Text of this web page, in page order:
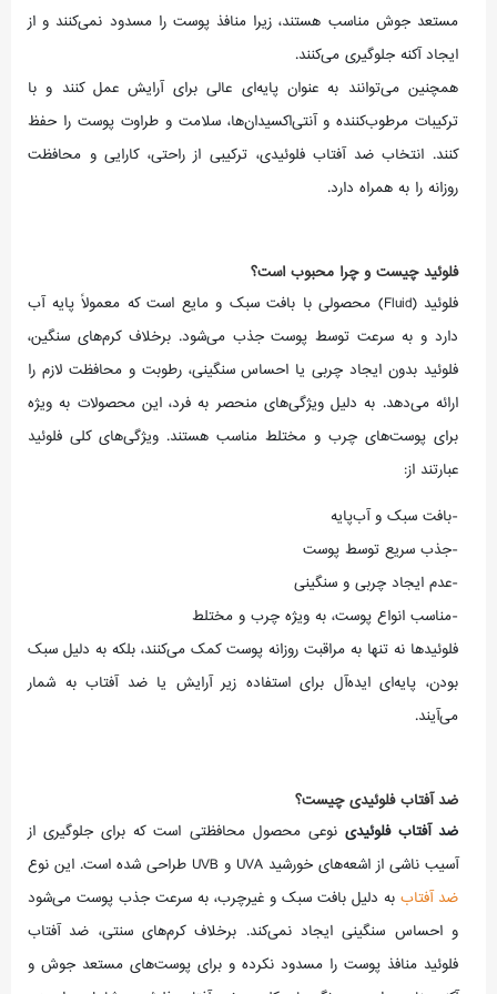
مستعد جوش مناسب هستند، زیرا منافذ پوست را مسدود نمی‌کنند و از
ایجاد آکنه جلوگیری می‌کنند.
همچنین می‌توانند به عنوان پایه‌ای عالی برای آرایش عمل کنند و با
ترکیبات مرطوب‌کننده و آنتی‌اکسیدان‌ها، سلامت و طراوت پوست را حفظ
کنند. انتخاب ضد آفتاب فلوئیدی، ترکیبی از راحتی، کارایی و محافظت
روزانه را به همراه دارد.
فلوئید چیست و چرا محبوب است؟
فلوئید (Fluid) محصولی با بافت سبک و مایع است که معمولاً پایه آب
دارد و به سرعت توسط پوست جذب می‌شود. برخلاف کرم‌های سنگین،
فلوئید بدون ایجاد چربی یا احساس سنگینی، رطوبت و محافظت لازم را
ارائه می‌دهد. به دلیل ویژگی‌های منحصر به فرد، این محصولات به ویژه
برای پوست‌های چرب و مختلط مناسب هستند. ویژگی‌های کلی فلوئید
عبارتند از:
-بافت سبک و آب‌پایه
-جذب سریع توسط پوست
-عدم ایجاد چربی و سنگینی
-مناسب انواع پوست، به ویژه چرب و مختلط
فلوئیدها نه تنها به مراقبت روزانه پوست کمک می‌کنند، بلکه به دلیل سبک
بودن، پایه‌ای ایده‌آل برای استفاده زیر آرایش یا ضد آفتاب به شمار
می‌آیند.
ضد آفتاب فلوئیدی چیست؟
ضد آفتاب فلوئیدینوعی محصول محافظتی است که برای جلوگیری از
آسیب ناشی از اشعه‌های خورشید UVA و UVB طراحی شده است. این نوع
ضد آفتاب به دلیل بافت سبک و غیرچرب، به سرعت جذب پوست می‌شود
و احساس سنگینی ایجاد نمی‌کند. برخلاف کرم‌های سنتی، ضد آفتاب
فلوئید منافذ پوست را مسدود نکرده و برای پوست‌های مستعد جوش و